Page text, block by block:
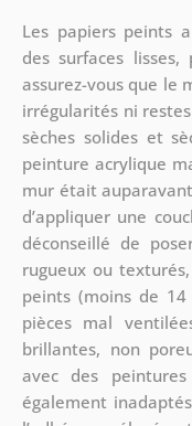
Les papiers peints
des surfaces
assurez-vous que le
irrégularités ni
sèches solides et
peinture acrylique
mur était
d’appliquer une
déconseillé de
rugueux ou
peints (moins de
pièces mal
brillantes, non
avec des
également